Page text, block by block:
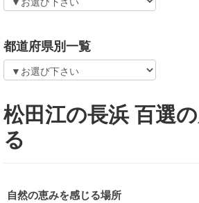
都道府県別一覧
松田江の長浜 百選
る
自然の恵みを感じる場所